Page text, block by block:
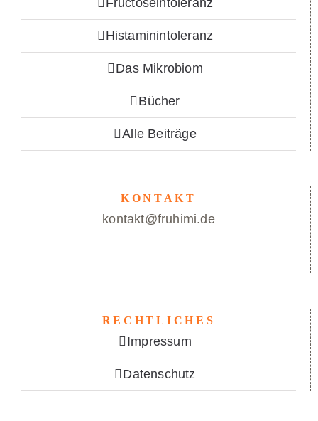
Fructoseintoleranz
Histaminintoleranz
Das Mikrobiom
Bücher
Alle Beiträge
KONTAKT
kontakt@fruhimi.de
RECHTLICHES
Impressum
Datenschutz